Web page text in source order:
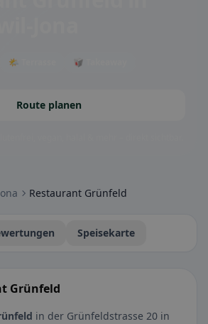
🌤 Terrasse 🥡 Takeaway
Route planen
Restaurant Grünfeld
Speisekarte
Grünfeld
in der Grünfeldstrasse 20 in